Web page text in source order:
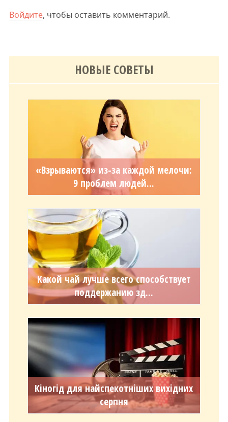
Войдите, чтобы оставить комментарий.
НОВЫЕ СОВЕТЫ
«Взрываются» из-за каждой мелочи:
9 проблем людей...
Какой чай лучше всего способствует
поддержанию зд...
Кіногід для найспекотніших вихідних
серпня